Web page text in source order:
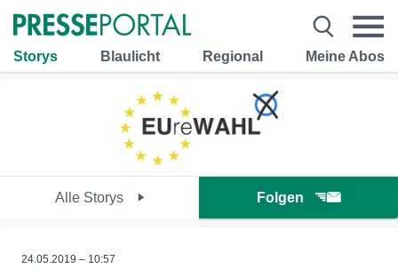
Storys Blaulicht Regional Meine Abos
Alle Storys Folgen
24.05.2019 – 10:57